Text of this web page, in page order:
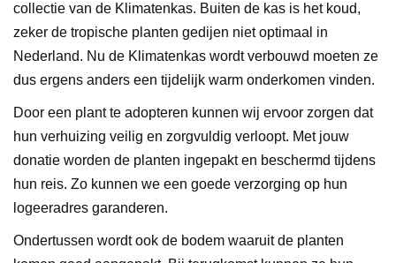
collectie van de Klimatenkas. Buiten de kas is het koud,
zeker de tropische planten gedijen niet optimaal in
Nederland. Nu de Klimatenkas wordt verbouwd moeten ze
dus ergens anders een tijdelijk warm onderkomen vinden.
Door een plant te adopteren kunnen wij ervoor zorgen dat
hun verhuizing veilig en zorgvuldig verloopt. Met jouw
donatie worden de planten ingepakt en beschermd tijdens
hun reis. Zo kunnen we een goede verzorging op hun
logeeradres garanderen.
Ondertussen wordt ook de bodem waaruit de planten